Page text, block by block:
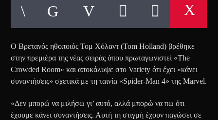
Ο Βρετανός ηθοποιός Τομ Χόλαντ (Tom Holland) βρέθηκε
στην πρεμιέρα της νέας σειράς όπου πρωταγωνιστεί «The
Crowded Room» και αποκάλυψε στο Variety ότι έχει «κάνει
συναντήσεις» σχετικά με τη ταινία «Spider-Man 4» της Marvel.
«Δεν μπορώ να μιλήσω γι’ αυτό, αλλά μπορώ να πω ότι
έχουμε κάνει συναντήσεις. Αυτή τη στιγμή έχουν παγώσει σε